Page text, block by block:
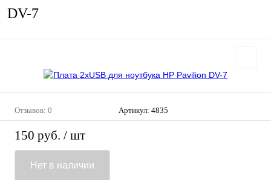
DV-7
Отзывов: 0 Артикул: 4835
150 руб. / шт
Нет в наличии